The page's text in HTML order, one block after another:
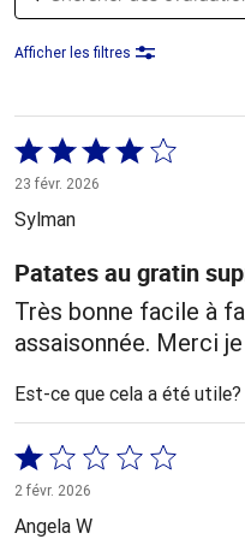
Afficher les filtres
Coté
4 sur
5
23 févr. 2026
Sylman
Patates au gratin
Très bonne facile à
assaisonnée. Merci
Est-ce que cela a été utile?
Coté
1 sur
5
2 févr. 2026
Angela W